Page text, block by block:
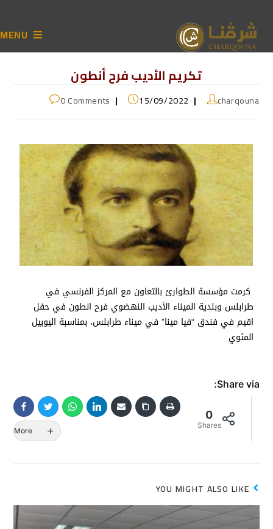
MENU
تكريم الأديب فرح أنطون
charqouna
15/09/2022
0 Comments
كرمت مؤسسة الطوارئ بالتعاون مع المركز الفرنسي في
طرابلس وبلدية الميناء الأديب النهضوي فرح انطون في حفل
اقيم في فندق “فيا مينا” في ميناء طرابلس، بمناسبة اليوبيل
المئوي
Share via:
0
Shares
More
YOU MIGHT ALSO LIKE